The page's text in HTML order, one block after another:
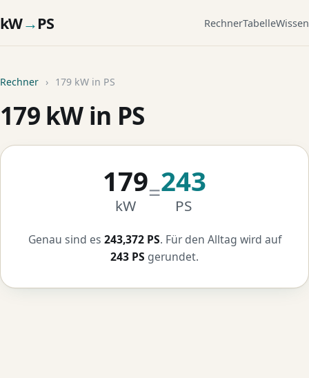
kW→PS RechnerTabelleWissen
Rechner › 179 kW in PS
179 kW in PS
179
kW =243
PS
Genau sind es 243,372 PS. Für den Alltag wird auf
243 PS gerundet.